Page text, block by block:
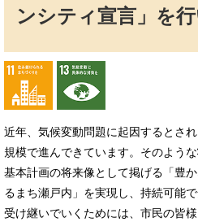
ンシティ宣言」を
近年、気候変動問題に起因するとさ
規模で進んできています。そのよう
基本計画の将来像として掲げる「豊
るまち瀬戸内」を実現し、持続可能
受け継いでいくためには、市民の皆